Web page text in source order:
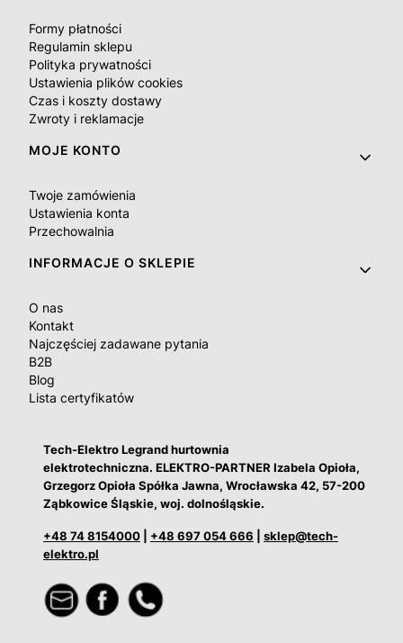
Formy płatności
Regulamin sklepu
Polityka prywatności
Ustawienia plików cookies
Czas i koszty dostawy
Zwroty i reklamacje
MOJE KONTO
Twoje zamówienia
Ustawienia konta
Przechowalnia
INFORMACJE O SKLEPIE
O nas
Kontakt
Najczęściej zadawane pytania
B2B
Blog
Lista certyfikatów
Tech-Elektro Legrand hurtownia
elektrotechniczna. ELEKTRO-PARTNER Izabela Opioła,
Grzegorz Opioła Spółka Jawna, Wrocławska 42, 57-200
Ząbkowice Śląskie, woj. dolnośląskie.
+48 74 8154000 +48 697 054 666
sklep@tech-
elektro.pl